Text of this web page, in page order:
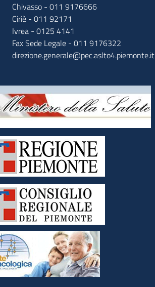
Chivasso - 011 9176666
Ciriè - 011 92171
Ivrea - 0125 4141
Fax Sede Legale - 011 9176322
direzione.generale@pec.aslto4.piemonte.it